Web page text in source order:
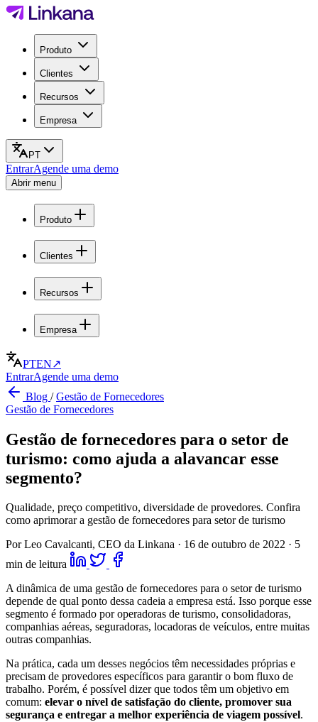
Produto
Clientes
Recursos
Empresa
PT
EntrarAgende uma demo
Abrir menu
Produto
Clientes
Recursos
Empresa
PTEN↗
EntrarAgende uma demo
Blog /Gestão de Fornecedores
Gestão de Fornecedores
Gestão de fornecedores para o setor de
turismo: como ajuda a alavancar esse
segmento?
Qualidade, preço competitivo, diversidade de provedores. Confira
como aprimorar a gestão de fornecedores para setor de turismo
Por Leo Cavalcanti, CEO da Linkana · 16 de outubro de 2022 · 5
min de leitura
A dinâmica de uma gestão de fornecedores para o setor de turismo
depende de qual ponto dessa cadeia a empresa está. Isso porque esse
segmento é formado por operadoras de turismo, consolidadoras,
companhias aéreas, seguradoras, locadoras de veículos, entre muitas
outras companhias.
Na prática, cada um desses negócios têm necessidades próprias e
precisam de provedores específicos para garantir o bom fluxo de
trabalho. Porém, é possível dizer que todos têm um objetivo em
comum: elevar o nível de satisfação do cliente, promover sua
segurança e entregar a melhor experiência de viagem possível.